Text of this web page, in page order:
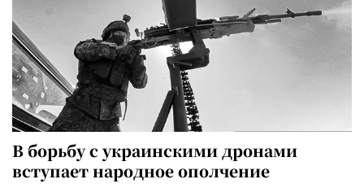
В борьбу с украинскими дронами
вступает народное ополчение